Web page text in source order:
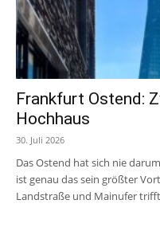
Frankfurt Ostend:
Hochhaus
30. Juli 2026
Das Ostend hat sich nie
ist genau das sein größter
Landstraße und Mainufer